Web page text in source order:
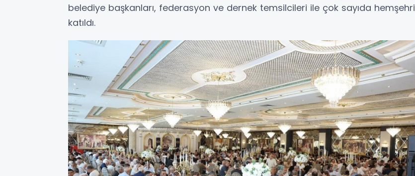
belediye başkanları, federasyon ve dernek temsilcileri ile çok sayıda hemşehri
katıldı.